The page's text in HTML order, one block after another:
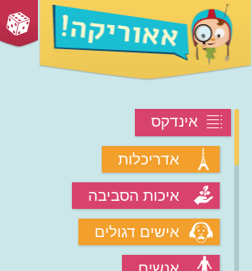
אינדקס
אדריכלות
איכות הסביבה
אישים דגולים